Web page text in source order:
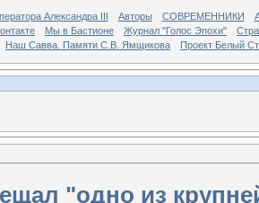
Александра III Авторы СОВРЕМЕННИКИ
Мы в Бастионе Журнал "Голос Эпохи"
Наш Савва. Памяти С.В. Ямщикова Проект Белый
"одно из